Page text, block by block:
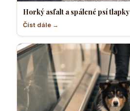
Horký asfalt a spálené psí tlapky
Číst dále →